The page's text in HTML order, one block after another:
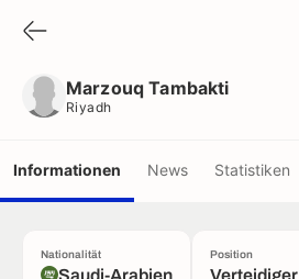
Marzouq Tambakti
Riyadh
Informationen News Statistiken
Nationalität
Saudi-Arabien
Position
Verteidiger